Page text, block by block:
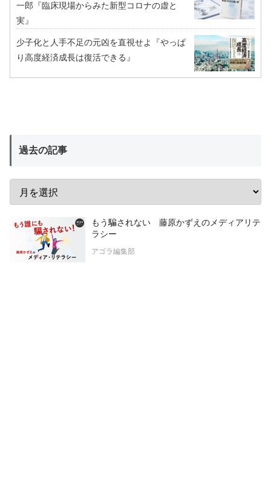
一郎『臨床現場からみた新型コロナの虚と
実』
少子化と人手不足の元凶を直視せよ『やっぱ
り高度経済成長は復活できる』
過去の記事
もう騙されない 藤原かずえのメディアリテ
ラシー
アゴラ編集部